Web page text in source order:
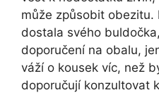
může způsobit ⁣obezitu.
dostala svého
doporučení na obalu,
váží o kousek víc, ‌než
doporučují konzultovat